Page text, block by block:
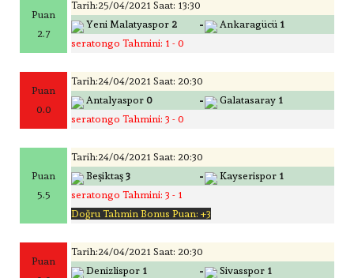
Puan
2.7
Tarih:25/04/2021 Saat: 13:30
Yeni Malatyaspor 2 - Ankaragücü 1
seratongo Tahmini: 1 - 0
Puan
0.0
Tarih:24/04/2021 Saat: 20:30
Antalyaspor 0 - Galatasaray 1
seratongo Tahmini: 3 - 0
Puan
5.5
Tarih:24/04/2021 Saat: 20:30
Beşiktaş 3 - Kayserispor 1
seratongo Tahmini: 3 - 1
Doğru Tahmin Bonus Puan: +3
Puan
Tarih:24/04/2021 Saat: 20:30
Denizlispor 1 - Sivasspor 1